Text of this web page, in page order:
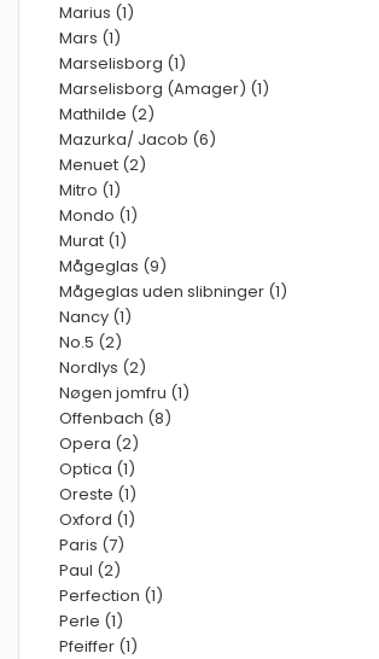
Marius (1)
Mars (1)
Marselisborg (1)
Marselisborg (Amager) (1)
Mathilde (2)
Mazurka/ Jacob (6)
Menuet (2)
Mitro (1)
Mondo (1)
Murat (1)
Mågeglas (9)
Mågeglas uden slibninger (1)
Nancy (1)
No.5 (2)
Nordlys (2)
Nøgen jomfru (1)
Offenbach (8)
Opera (2)
Optica (1)
Oreste (1)
Oxford (1)
Paris (7)
Paul (2)
Perfection (1)
Perle (1)
Pfeiffer (1)